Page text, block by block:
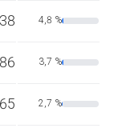
4,8 %
3,7 %
2,7 %